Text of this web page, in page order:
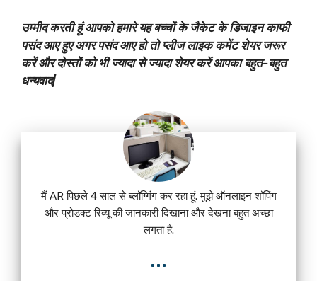
उम्मीद करती हूं आपको हमारे यह बच्चों के जैकेट के डिजाइन काफी
पसंद आए हुए अगर पसंद आए हो तो प्लीज लाइक कमेंट शेयर जरूर
करें और दोस्तों को भी ज्यादा से ज्यादा शेयर करें आपका बहुत-बहुत
धन्यवाद|
मैं AR पिछले 4 साल से ब्लॉग्गिंग कर रहा हूं. मुझे ऑनलाइन शॉपिंग
और प्रोडक्ट रिव्यू की जानकारी दिखाना और देखना बहुत अच्छा
लगता है.
...